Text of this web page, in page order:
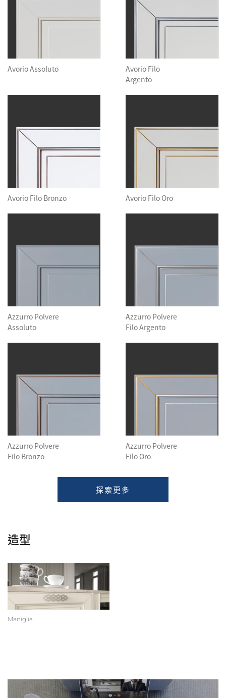
Avorio Assoluto
Avorio Filo
Argento
Avorio Filo Bronzo Avorio Filo Oro
Azzurro Polvere
Assoluto
Azzurro Polvere
Filo Argento
Azzurro Polvere
Filo Bronzo
Azzurro Polvere
Filo Oro
探索更多
造型
Maniglia